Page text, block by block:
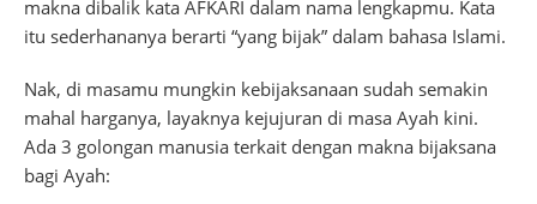
makna dibalik kata AFKARI dalam nama lengkapmu. Kata
itu sederhananya berarti “yang bijak” dalam bahasa Islami.
Nak, di masamu mungkin kebijaksanaan sudah semakin
mahal harganya, layaknya kejujuran di masa Ayah kini.
Ada 3 golongan manusia terkait dengan makna bijaksana
bagi Ayah: